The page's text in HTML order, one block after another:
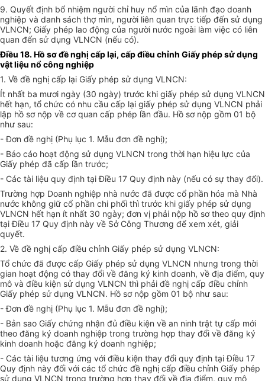
9. Quyết định bổ nhiệm người chỉ huy nổ mìn của lãnh đạo doanh
nghiệp và danh sách thợ mìn, người liên quan trực tiếp đến sử dụng
VLNCN; Giấy phép lao động của người nước ngoài làm việc có liên
quan đến sử dụng VLNCN (nếu có).
Điều 18. Hồ sơ đề nghị cấp lại, cấp điều chỉnh Giấy phép sử dụng
vật liệu nổ công nghiệp
1. Về đề nghị cấp lại Giấy phép sử dụng VLNCN:
Ít nhất ba mươi ngày (30 ngày) trước khi giấy phép sử dụng VLNCN
hết hạn, tổ chức có nhu cầu cấp lại giấy phép sử dụng VLNCN phải
lập hồ sơ nộp về cơ quan cấp phép lần đầu. Hồ sơ nộp gồm 01 bộ
như sau:
- Đơn đề nghị (Phụ lục 1. Mẫu đơn đề nghị);
- Báo cáo hoạt động sử dụng VLNCN trong thời hạn hiệu lực của
Giấy phép đã cấp lần trước;
- Các tài liệu quy định tại Điều 17 Quy định này (nếu có sự thay đổi).
Trường hợp Doanh nghiệp nhà nước đã được cổ phần hóa mà Nhà
nước không giữ cổ phần chi phối thì trước khi giấy phép sử dụng
VLNCN hết hạn ít nhất 30 ngày; đơn vị phải nộp hồ sơ theo quy định
tại Điều 17 Quy định này về Sở Công Thương để xem xét, giải
quyết.
2. Về đề nghị cấp điều chỉnh Giấy phép sử dụng VLNCN:
Tổ chức đã được cấp Giấy phép sử dụng VLNCN nhưng trong thời
gian hoạt động có thay đổi về đăng ký kinh doanh, về địa điểm, quy
mô và điều kiện sử dụng VLNCN thì phải đề nghị cấp điều chỉnh
Giấy phép sử dụng VLNCN. Hồ sơ nộp gồm 01 bộ như sau:
- Đơn đề nghị (Phụ lục 1. Mẫu đơn đề nghị);
- Bản sao Giấy chứng nhận đủ điều kiện về an ninh trật tự cấp mới
theo đăng ký doanh nghiệp trong trường hợp thay đổi về đăng ký
kinh doanh hoặc đăng ký doanh nghiệp;
- Các tài liệu tương ứng với điều kiện thay đổi quy định tại Điều 17
Quy định này đối với các tổ chức đề nghị cấp điều chỉnh Giấy phép
sử dụng VLNCN trong trường hợp thay đổi về địa điểm, quy mô